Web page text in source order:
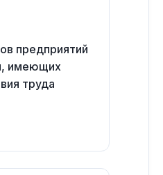
предприятий
имеющих
труда